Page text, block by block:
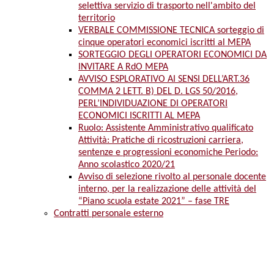
selettiva servizio di trasporto nell'ambito del
territorio
VERBALE COMMISSIONE TECNICA sorteggio di
cinque operatori economici iscritti al MEPA
SORTEGGIO DEGLI OPERATORI ECONOMICI DA
INVITARE A RdO MEPA
AVVISO ESPLORATIVO AI SENSI DELL’ART.36
COMMA 2 LETT. B) DEL D. LGS 50/2016,
PERL’INDIVIDUAZIONE DI OPERATORI
ECONOMICI ISCRITTI AL MEPA
Ruolo: Assistente Amministrativo qualificato
Attività: Pratiche di ricostruzioni carriera,
sentenze e progressioni economiche Periodo:
Anno scolastico 2020/21
Avviso di selezione rivolto al personale docente
interno, per la realizzazione delle attività del
“Piano scuola estate 2021” – fase TRE
Contratti personale esterno